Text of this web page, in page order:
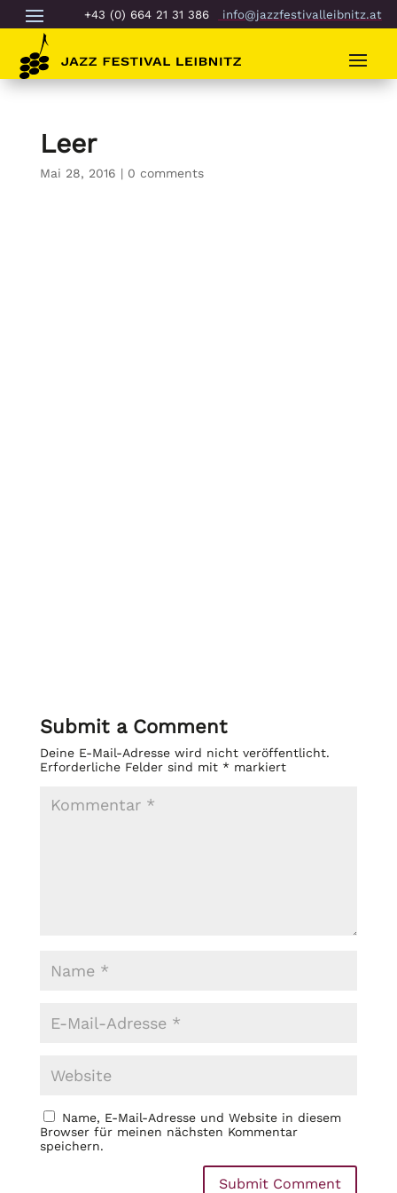
+43 (0) 664 21 31 386 info@jazzfestivalleibnitz.at
Leer
Mai 28, 2016 | 0 comments
Submit a Comment
Deine E-Mail-Adresse wird nicht veröffentlicht.
Erforderliche Felder sind mit *markiert
Name, E-Mail-Adresse und Website in diesem
Browser für meinen nächsten Kommentar
speichern.